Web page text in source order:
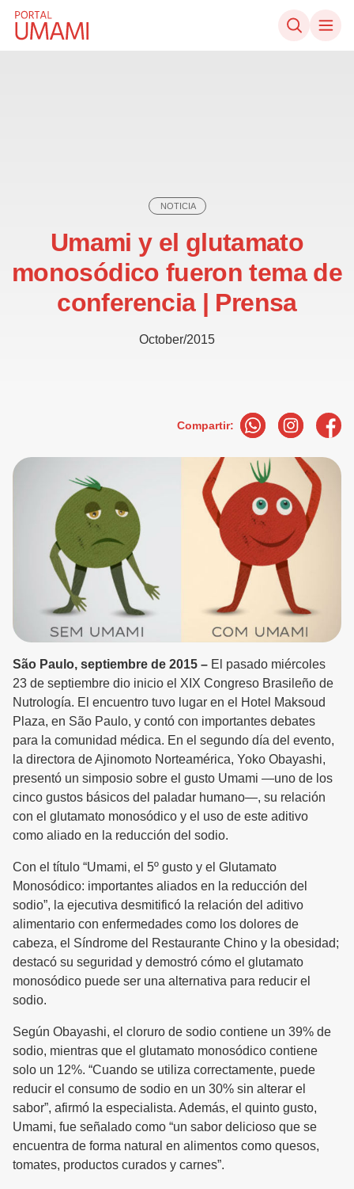
Ir directamente al contenido
NOTICIA
Umami y el glutamato
monosódico fueron tema de
conferencia | Prensa
October/2015
Compartir:
São Paulo, septiembre de 2015 – El pasado miércoles
23 de septiembre dio inicio el XIX Congreso Brasileño de
Nutrología. El encuentro tuvo lugar en el Hotel Maksoud
Plaza, en São Paulo, y contó con importantes debates
para la comunidad médica. En el segundo día del evento,
la directora de Ajinomoto Norteamérica, Yoko Obayashi,
presentó un simposio sobre el gusto Umami —uno de los
cinco gustos básicos del paladar humano—, su relación
con el glutamato monosódico y el uso de este aditivo
como aliado en la reducción del sodio.
Con el título “Umami, el 5º gusto y el Glutamato
Monosódico: importantes aliados en la reducción del
sodio”, la ejecutiva desmitificó la relación del aditivo
alimentario con enfermedades como los dolores de
cabeza, el Síndrome del Restaurante Chino y la obesidad;
destacó su seguridad y demostró cómo el glutamato
monosódico puede ser una alternativa para reducir el
sodio.
Según Obayashi, el cloruro de sodio contiene un 39% de
sodio, mientras que el glutamato monosódico contiene
solo un 12%. “Cuando se utiliza correctamente, puede
reducir el consumo de sodio en un 30% sin alterar el
sabor”, afirmó la especialista. Además, el quinto gusto,
Umami, fue señalado como “un sabor delicioso que se
encuentra de forma natural en alimentos como quesos,
tomates, productos curados y carnes”.